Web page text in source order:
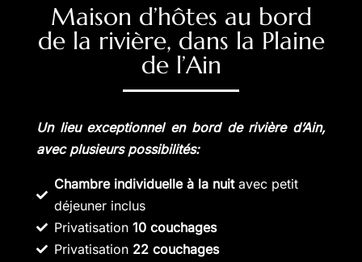
Maison d’hôtes au bord
de la rivière, dans la Plaine
de l’Ain
Un lieu exceptionnel en bord de rivière d’Ain,
avec plusieurs possibilités:
Chambre individuelle à la nuitavec petit
déjeuner inclus
Privatisation10 couchages
Privatisation 22 couchages